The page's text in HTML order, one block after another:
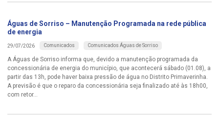
Águas de Sorriso – Manutenção Programada na rede pública
de energia
29/07/2026 Comunicados Comunicados Águas de Sorriso
A Águas de Sorriso informa que, devido a manutenção programada da
concessionária de energia do município, que acontecerá sábado (01.08), a
partir das 13h, pode haver baixa pressão de água no Distrito Primaverinha.
A previsão é que o reparo da concessionária seja finalizado até às 18h00,
com retor...